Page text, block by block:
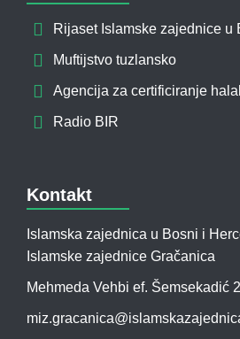
Rijaset Islamske zajednice u
Muftijstvo tuzlansko
Agencija za certificiranje
Radio BIR
Kontakt
Islamska zajednica u Bosni i
Islamske zajednice Gračanica
Mehmeda Vehbi ef. Šemsekadić